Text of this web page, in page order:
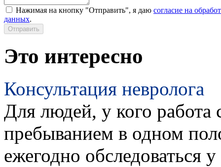
Нажимая на кнопку "Отправить", я даю согласие на
данных.
Это интересно
Консультация невролога
Для людей, у кого работа
пребыванием в одном
ежегодно обследоваться